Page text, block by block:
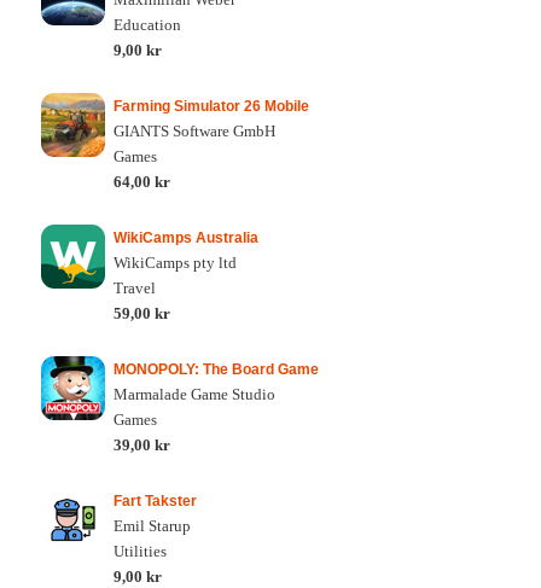
Education
9,00 kr
Farming Simulator 26 Mobile
GIANTS Software GmbH
Games
64,00 kr
WikiCamps Australia
WikiCamps pty ltd
Travel
59,00 kr
MONOPOLY: The Board Game
Marmalade Game Studio
Games
39,00 kr
Fart Takster
Emil Starup
Utilities
9,00 kr